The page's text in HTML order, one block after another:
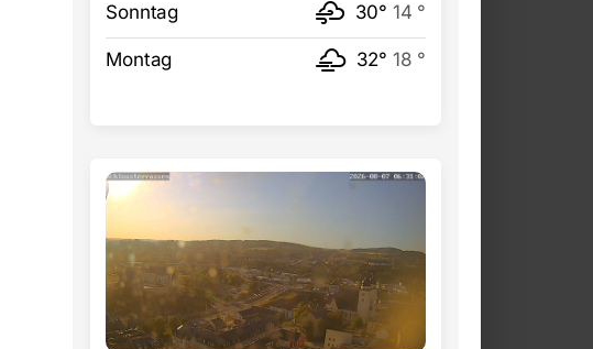
Sonntag 30° 14 °
Montag 32° 18 °